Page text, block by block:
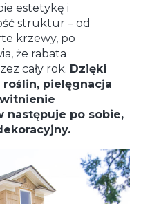
estetykę i
struktur – od
krzewy, po
że rabata
cały rok. Dzięki
pielęgnacja
następuje po sobie,